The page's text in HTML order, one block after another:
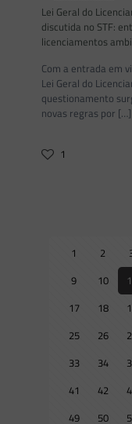
Lei Geral do
discutida no STF:
licenciamentos
Com a entrada em
Lei Geral do
questionamento
novas regras por […]
1
1 2
9
10
17
18
25
26
33
34
41
42
49
50